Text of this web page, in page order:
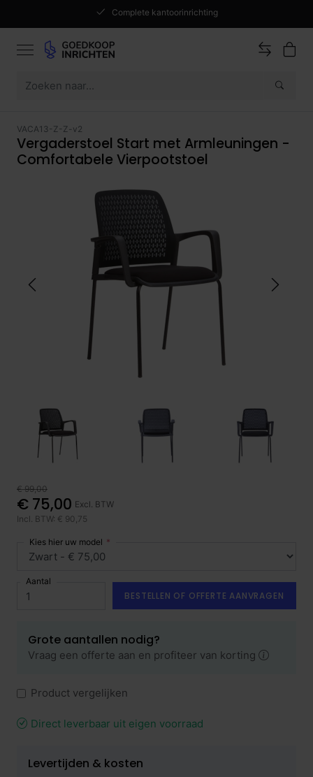
Complete kantoorinrichting
VACA13-Z-Z-v2
Vergaderstoel Start met Armleuningen -
Comfortabele Vierpootstoel
€ 99,00
€ 75,00 Excl. BTW
Incl. BTW: € 90,75
Kies hier uw model
Aantal
BESTELLEN OF OFFERTE AANVRAGEN
Grote aantallen nodig?
Vraag een offerte aan en profiteer van korting
Product vergelijken
Direct leverbaar uit eigen voorraad
Levertijden & kosten